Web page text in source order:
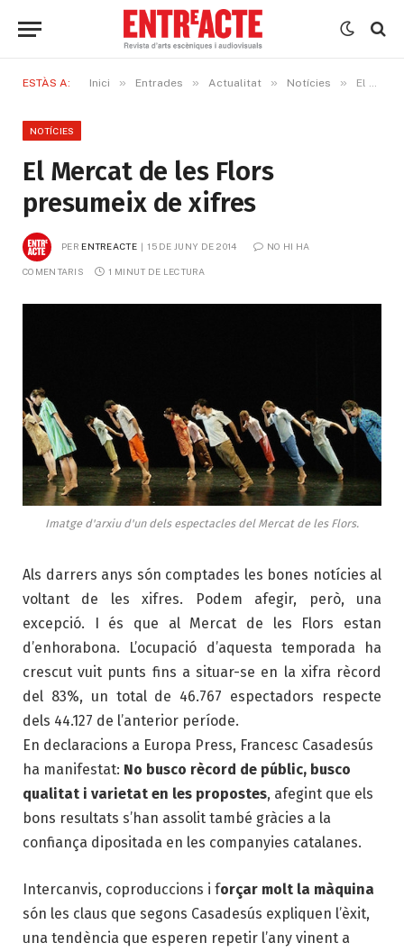
ESTÀS A: Inici » Entrades » Actualitat » Notícies » El Mercat de les Flors presumeix de xifres
NOTÍCIES
El Mercat de les Flors
presumeix de xifres
PER ENTREACTE 15 DE JUNY DE 2014 NO HI HA
COMENTARIS 1 MINUT DE LECTURA
Imatge d'arxiu d'un dels espectacles del Mercat de les Flors.
Als darrers anys són comptades les bones notícies al
voltant de les xifres. Podem afegir, però, una
excepció. I és que al Mercat de les Flors estan
d’enhorabona. L’ocupació d’aquesta temporada ha
crescut vuit punts fins a situar-se en la xifra rècord
del 83%, un total de 46.767 espectadors respecte
dels 44.127 de l’anterior període.
En declaracions a Europa Press, Francesc Casadesús
ha manifestat: No busco rècord de públic, busco
qualitat i varietat en les propostes, afegint que els
bons resultats s’han assolit també gràcies a la
confiança dipositada en les companyies catalanes.
Intercanvis, coproduccions i forçar molt la màquina
són les claus que segons Casadesús expliquen l’èxit,
una tendència que esperen repetir l’any vinent a